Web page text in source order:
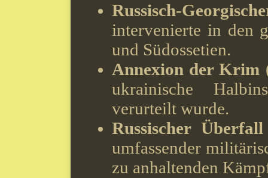
Russisch-
intervenierte in den
und Südossetien.
Annexion der Krim
ukrainische
verurteilt wurde.
Russischer
umfassender
zu anhaltenden